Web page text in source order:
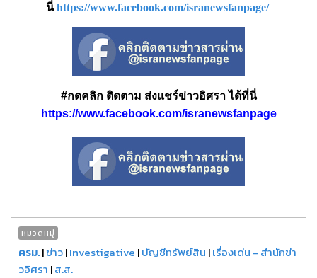
นี่https://www.facebook.com/isranewsfanpage/
#กดคลิก ติดตาม ส่งแชร์ข่าวอิศรา ได้ที่นี่
https://www.facebook.com/isranewsfanpage
หมวดหมู่
ครม.|ข่าว|Investigative |บัญชีทรัพย์สิน |เรื่องเด่น - สำนักข่า
วอิศรา |ส.ส.